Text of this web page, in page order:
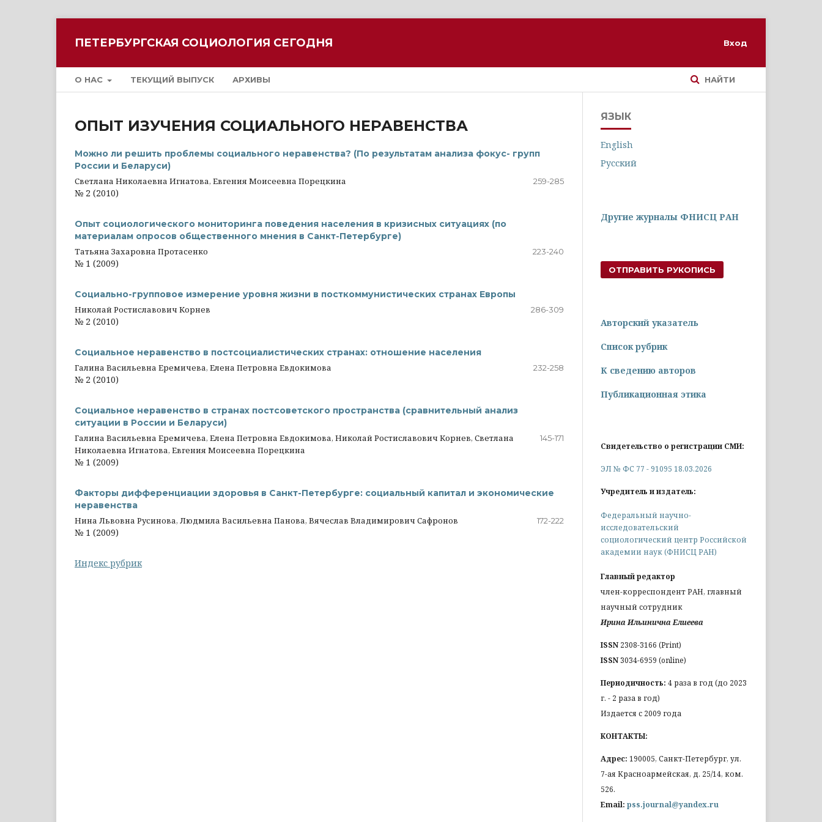
ПЕТЕРБУРГСКАЯ СОЦИОЛОГИЯ СЕГОДНЯ
О НАС ТЕКУЩИЙ ВЫПУСК АРХИВЫ НАЙТИ
Вход
ОПЫТ ИЗУЧЕНИЯ СОЦИАЛЬНОГО НЕРАВЕНСТВА
Можно ли решить проблемы социального неравенства? (По результатам анализа фокус- групп
России и Беларуси)
Светлана Николаевна Игнатова, Евгения Моисеевна Порецкина
259-285
№ 2 (2010)
Опыт социологического мониторинга поведения населения в кризисных ситуациях (по
материалам опросов общественного мнения в Санкт-Петербурге)
Татьяна Захаровна Протасенко
223-240
№ 1 (2009)
Социально-групповое измерение уровня жизни в посткоммунистических странах Европы
Николай Ростиславович Корнев
286-309
№ 2 (2010)
Социальное неравенство в постсоциалистических странах: отношение населения
Галина Васильевна Еремичева, Елена Петровна Евдокимова
232-258
№ 2 (2010)
Социальное неравенство в странах постсоветского пространства (сравнительный анализ
ситуации в России и Беларуси)
Галина Васильевна Еремичева, Елена Петровна Евдокимова, Николай Ростиславович Корнев, Светлана
Николаевна Игнатова, Евгения Моисеевна Порецкина
145-171
№ 1 (2009)
Факторы дифференциации здоровья в Санкт-Петербурге: социальный капитал и экономические
неравенства
Нина Львовна Русинова, Людмила Васильевна Панова, Вячеслав Владимирович Сафронов
172-222
№ 1 (2009)
Индекс рубрик
ЯЗЫК
English
Русский
Другие журналы ФНИСЦ РАН
ОТПРАВИТЬ РУКОПИСЬ
Авторский указатель
Список рубрик
К сведению авторов
Публикационная этика
Свидетельство о регистрации СМИ:
ЭЛ № ФС 77 - 91095 18.03.2026
Учредитель и издатель:
Федеральный научно-
исследовательский
социологический центр Российской
академии наук (ФНИСЦ РАН)
Главный редактор
член-корреспондент РАН, главный
научный сотрудник
Ирина Ильинична Елиеева
ISSN 2308-3166 (Print)
ISSN3034-6959 (online)
Периодичность: 4 раза в год (до 2023
г. - 2 раза в год)
Издается с 2009 года
КОНТАКТЫ:
Адрес: 190005, Санкт-Петербург, ул.
7-ая Красноармейская, д. 25/14, ком.
526.
Email: pss.journal@yandex.ru